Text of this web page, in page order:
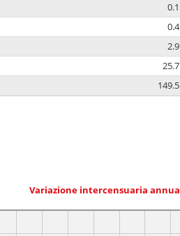
0.1
0.4
2.9
25.7
149.5
Variazione intercensuaria annua